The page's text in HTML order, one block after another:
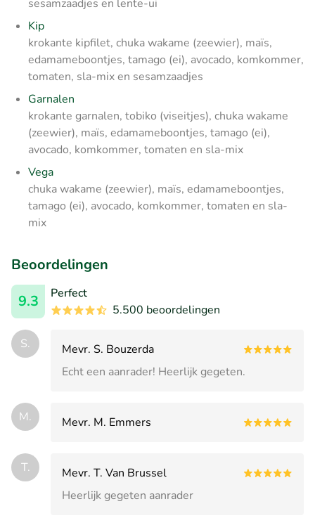
sesamzaadjes en lente-ui
Kip
krokante kipfilet, chuka wakame (zeewier), maïs,
edamameboontjes, tamago (ei), avocado, komkommer,
tomaten, sla-mix en sesamzaadjes
Garnalen
krokante garnalen, tobiko (viseitjes), chuka wakame
(zeewier), maïs, edamameboontjes, tamago (ei),
avocado, komkommer, tomaten en sla-mix
Vega
chuka wakame (zeewier), maïs, edamameboontjes,
tamago (ei), avocado, komkommer, tomaten en sla-
mix
Beoordelingen
9.3
Perfect
5.500 beoordelingen
S.
Mevr. S. Bouzerda
Echt een aanrader! Heerlijk gegeten.
M. Mevr. M. Emmers
T.
Mevr. T. Van Brussel
Heerlijk gegeten aanrader